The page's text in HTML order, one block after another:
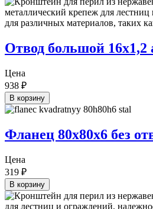
Отвод большой
Цена
938 ₽
В корзину
Фланец 80х80х6 без
Цена
319 ₽
В корзину